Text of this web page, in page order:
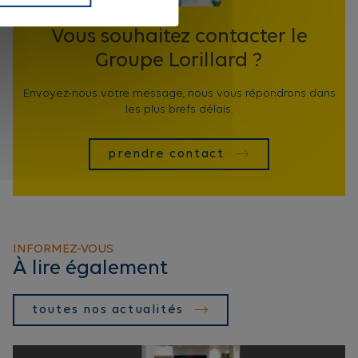
Vous souhaitez contacter le
Groupe Lorillard ?
Envoyez-nous votre message, nous vous répondrons dans
les plus brefs délais.
prendre contact
INFORMEZ-VOUS
À lire également
toutes nos actualités